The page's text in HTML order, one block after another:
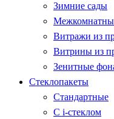
Зимние сады
Витражи из
Витрины из
Зенитные
Стеклопакеты
Стандартные
С i-стеклом